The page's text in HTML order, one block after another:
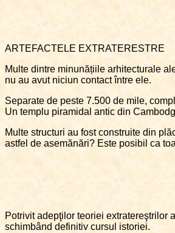
ARTEFACTELE EXTRATERESTRE
Multe dintre minunățiile arhitecturale
nu au avut niciun contact între ele.
Separate de peste 7.500 de mile,
Un templu piramidal antic din
Multe structuri au fost construite din
astfel de asemănări? Este posibil ca
Potrivit adepţilor teoriei extratereştrilor
schimbând definitiv cursul istoriei.